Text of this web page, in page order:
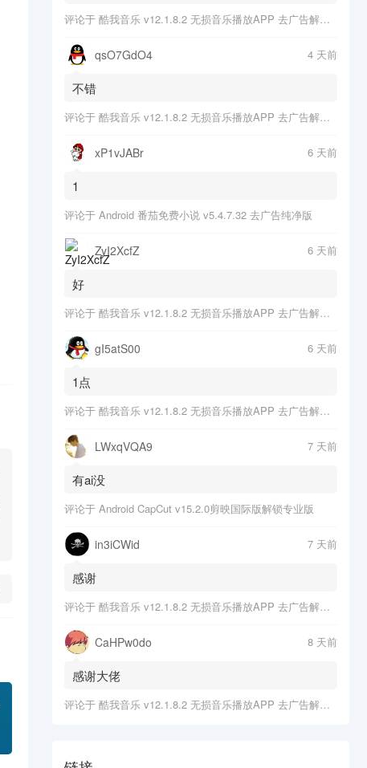
评论于 酷我音乐 v12.1.8.2 无损音乐播放APP 去广告解锁会员版
qsO7GdO4 4 天前
不错
评论于 酷我音乐 v12.1.8.2 无损音乐播放APP 去广告解锁会员版
xP1vJABr 6 天前
1
评论于 Android 番茄免费小说 v5.4.7.32 去广告纯净版
ZyI2XcfZ 6 天前
好
评论于 酷我音乐 v12.1.8.2 无损音乐播放APP 去广告解锁会员版
gI5atS00 6 天前
1点
评论于 酷我音乐 v12.1.8.2 无损音乐播放APP 去广告解锁会员版
LWxqVQA9 7 天前
有ai没
评论于 Android CapCut v15.2.0剪映国际版解锁专业版
in3iCWid 7 天前
感谢
评论于 酷我音乐 v12.1.8.2 无损音乐播放APP 去广告解锁会员版
CaHPw0do 8 天前
感谢大佬
评论于 酷我音乐 v12.1.8.2 无损音乐播放APP 去广告解锁会员版